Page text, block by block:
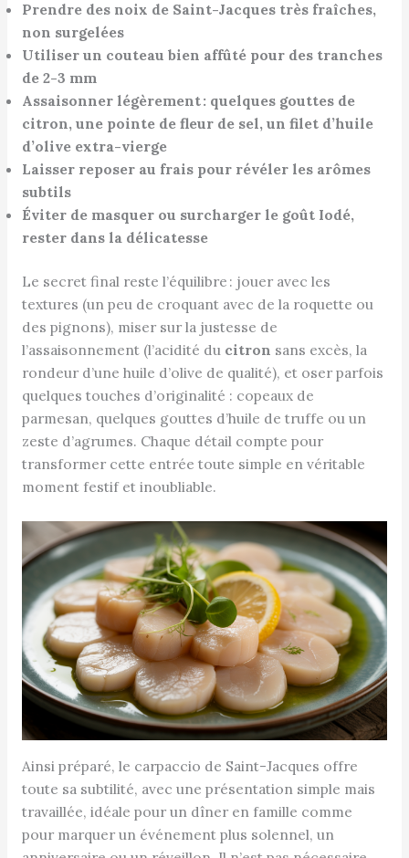
Prendre des noix de Saint-Jacques très fraîches,
non surgelées
Utiliser un couteau bien affûté pour des tranches
de 2-3 mm
Assaisonner légèrement : quelques gouttes de
citron, une pointe de fleur de sel, un filet d’huile
d’olive extra-vierge
Laisser reposer au frais pour révéler les arômes
subtils
Éviter de masquer ou surcharger le goût Iodé,
rester dans la délicatesse
Le secret final reste l’équilibre : jouer avec les
textures (un peu de croquant avec de la roquette ou
des pignons), miser sur la justesse de
l’assaisonnement (l’acidité du citron sans excès, la
rondeur d’une huile d’olive de qualité), et oser parfois
quelques touches d’originalité : copeaux de
parmesan, quelques gouttes d’huile de truffe ou un
zeste d’agrumes. Chaque détail compte pour
transformer cette entrée toute simple en véritable
moment festif et inoubliable.
Ainsi préparé, le carpaccio de Saint-Jacques offre
toute sa subtilité, avec une présentation simple mais
travaillée, idéale pour un dîner en famille comme
pour marquer un événement plus solennel, un